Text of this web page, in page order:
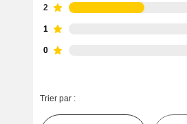
2
1
0
Trier par :